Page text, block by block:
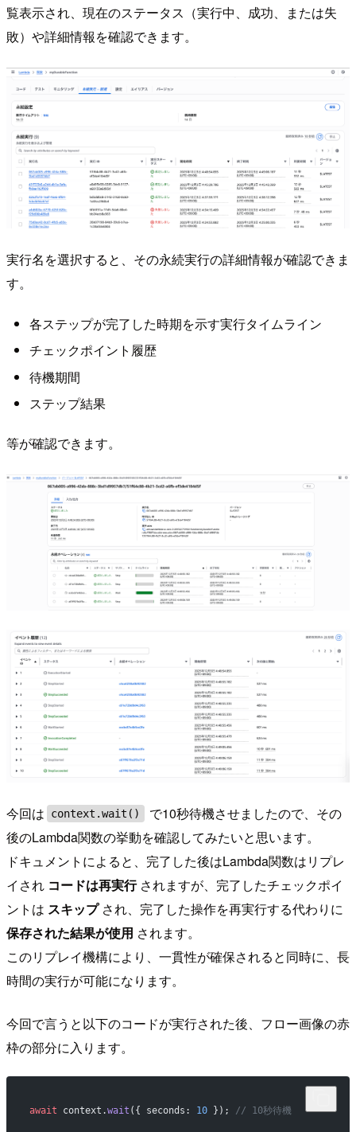
覧表示され、現在のステータス（実行中、成功、または失
敗）や詳細情報を確認できます。
実行名を選択すると、その永続実行の詳細情報が確認できま
す。
各ステップが完了した時期を示す実行タイムライン
チェックポイント履歴
待機期間
ステップ結果
等が確認できます。
今回は context.wait()
で10秒待機させましたので、その
後のLambda関数の挙動を確認してみたいと思います。
ドキュメントによると、完了した後はLambda関数はリプレ
イされ コードは再実行されますが、完了したチェックポイ
ントは スキップされ、完了した操作を再実行する代わりに
保存された結果が使用 されます。
このリプレイ機構により、一貫性が確保されると同時に、長
時間の実行が可能になります。
今回で言うと以下のコードが実行された後、フロー画像の赤
枠の部分に入ります。
await context.wait ({ seconds: 10 }); // 10秒待機